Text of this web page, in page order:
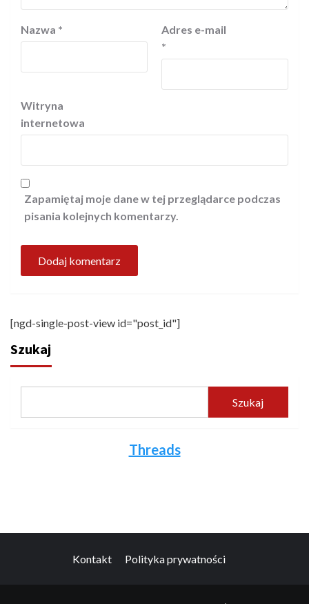
Nazwa *
Adres e-mail
*
Witryna
internetowa
Zapamiętaj moje dane w tej przeglądarce podczas
pisania kolejnych komentarzy.
[ngd-single-post-view id="post_id"]
Szukaj
Szukaj
Threads
Kontakt Polityka prywatności